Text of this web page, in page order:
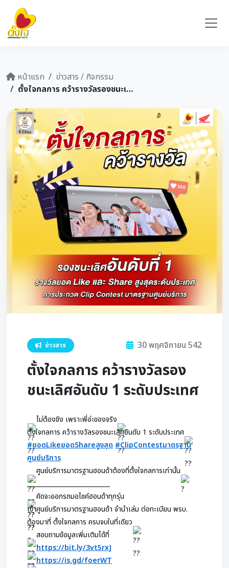
หน้าแรก
ข่าวสาร / กิจกรรม
ตั้งใจกลการ คว้ารางวัลรองชนะเลิศอันดับ 1 ระดับประเทศ
ข่าวสาร 30 พฤศจิกายน 542
ตั้งใจกลการ คว้ารางวัลรอง
ชนะเลิศอันดับ 1 ระดับประเทศ
ไม่ต้องขิง เพราะพี่อ่ะของจริง
ตั้งใจกลการ คว้ารางวัลรองชนะเลิศอันดับ 1 ระดับประเทศ
#ยอดLikeยอดShareสูงสุด #ClipContestมาตรฐาน
ศูนย์บริการ
ศูนย์บริการมาตรฐานฮอนด้าต้องที่ตั้งใจกลการเท่านั้น
___________________________
คิดจะออกรถมอไซค์ฮอนด้าทุกรุ่น
เข้าศูนย์บริการมาตรฐานฮอนด้า จำนำเล่ม ต่อทะเบียน พรบ.
ต้องมาที่ ตั้งใจกลการ ครบจบในที่เดียว
สอบถามข้อมูลเพิ่มเติมได้ที่
https://bit.ly/3vt5rxJ
https://is.gd/foerWT